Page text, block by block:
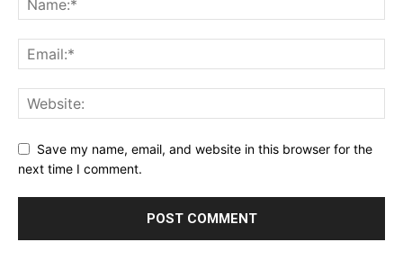
Save my name, email, and website in this browser for the
next time I comment.